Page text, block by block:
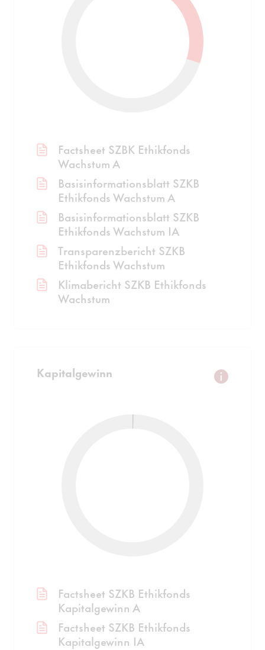
Factsheet SZBK Ethikfonds
Wachstum A
Basisinformationsblatt SZKB
Ethikfonds Wachstum A
Basisinformationsblatt SZKB
Ethikfonds Wachstum IA
Transparenzbericht SZKB
Ethikfonds Wachstum
Klimabericht SZKB Ethikfonds
Wachstum
Kapitalgewinn
Factsheet SZKB Ethikfonds
Kapitalgewinn A
Factsheet SZKB Ethikfonds
Kapitalgewinn IA